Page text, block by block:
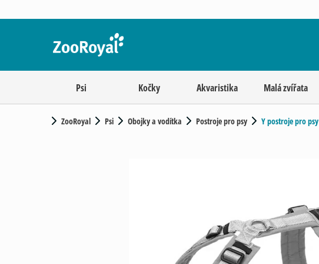
Psi Kočky Akvaristika Malá zvířata
ZooRoyal Psi Obojky a vodítka Postroje pro psy Y postroje pro psy